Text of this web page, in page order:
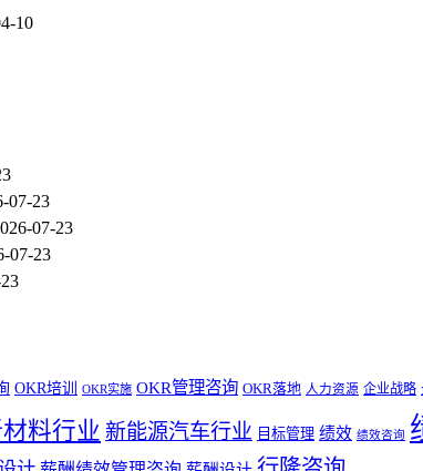
10
07-23
07-23
07-23
OKR培训 OKR实施 OKR管理咨询 OKR落地 人力资源 企业战略
料行业 新能源汽车行业 目标管理 绩效 绩效咨询